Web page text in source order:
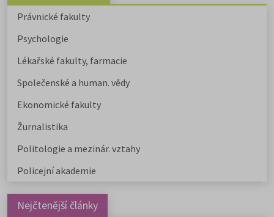
Právnické fakulty
Psychologie
Lékařské fakulty, farmacie
Společenské a human. vědy
Ekonomické fakulty
Žurnalistika
Politologie a mezinár. vztahy
Policejní akademie
Nejčtenější články